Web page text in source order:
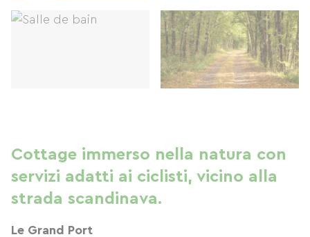
Cottage immerso nella natura con
servizi adatti ai ciclisti, vicino alla
strada scandinava.
Le Grand Port